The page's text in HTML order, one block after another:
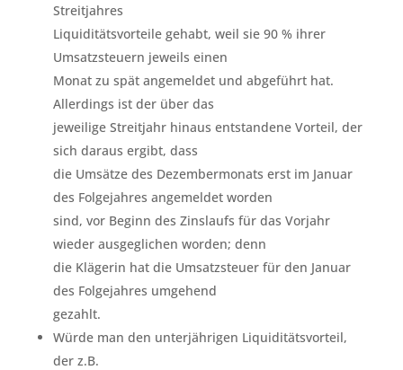
Streitjahres
Liquiditätsvorteile gehabt, weil sie 90 % ihrer
Umsatzsteuern jeweils einen
Monat zu spät angemeldet und abgeführt hat.
Allerdings ist der über das
jeweilige Streitjahr hinaus entstandene Vorteil, der
sich daraus ergibt, dass
die Umsätze des Dezembermonats erst im Januar
des Folgejahres angemeldet worden
sind, vor Beginn des Zinslaufs für das Vorjahr
wieder ausgeglichen worden; denn
die Klägerin hat die Umsatzsteuer für den Januar
des Folgejahres umgehend
gezahlt.
Würde man den unterjährigen Liquiditätsvorteil,
der z.B.